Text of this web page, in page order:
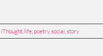
iThought, life, poetry,social,story